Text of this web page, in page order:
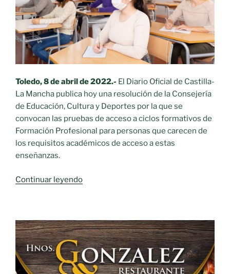
más
de
9.000
plazas
de
FP»
Toledo, 8 de abril de 2022.- El Diario Oficial de Castilla-
La Mancha publica hoy una resolución de la Consejería
de Educación, Cultura y Deportes por la que se
convocan las pruebas de acceso a ciclos formativos de
Formación Profesional para personas que carecen de
los requisitos académicos de acceso a estas
enseñanzas.
Continuar leyendo«Convocatoria
de
acceso
a
ciclos